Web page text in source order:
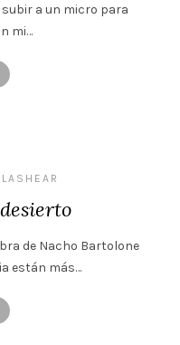
subir a un micro para
mi…
de Nacho Bartolone
están más…